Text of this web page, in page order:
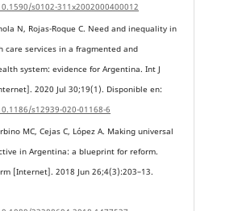
s0102-311x2002000400012
N, Rojas-Roque C. Need and inequality in
care services in a fragmented and
system: evidence for Argentina. Int J
2020 Jul 30;19(1). Disponible en:
s12939-020-01168-6
MC, Cejas C, López A. Making universal
in Argentina: a blueprint for reform.
[Internet]. 2018 Jun 26;4(3):203–13.